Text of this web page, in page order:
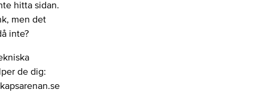
hitta sidan.
men det
inte?
de dig: